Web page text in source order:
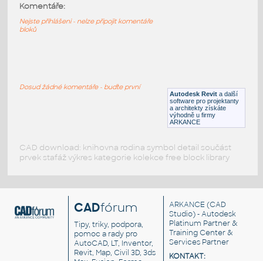
HM Resolve R1110 TallPole
HM Resolve G7314 Bookshelf
Autodesk Revit a další
software pro projektanty
a architekty získáte
výhodně u firmy
ARKANCE
Komentáře:
Nejste přihlášeni - nelze připojit komentáře
bloků
Dosud žádné komentáře - buďte první
CAD download: knihovna rodina symbol detail součást
prvek stafáž výkres kategorie kolekce free block library
CADfórum
Tipy, triky, podpora,
pomoc a rady pro
AutoCAD, LT, Inventor,
Revit, Map, Civil 3D, 3ds
ARKANCE (CAD
Studio) - Autodesk
Platinum Partner &
Training Center &
Services Partner
KONTAKT: